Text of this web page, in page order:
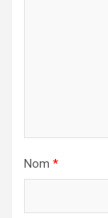
Nom *